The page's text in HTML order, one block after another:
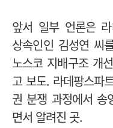
앞서 일부 언론은
상속인인 김성연 씨
노스코 지배구조 개
고 보도. 라데팡스파
권 분쟁 과정에서 송
면서 알려진 곳.